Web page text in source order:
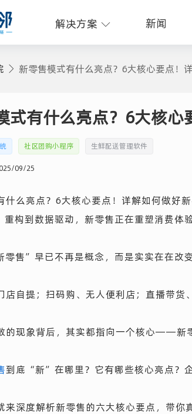
解决方案 新闻
新零售模式有什么亮点？6大核心要点！
式有什么亮点？6大核心
社区团购小程序 生鲜配送管理软件
09/25
什么亮点？6大核心要点！详解如何做好新
构到数据驱动，新零售正在重塑消费体
售”早已不再是概念，而是实实在在改变
店自提；扫码购、无人便利店；直播带
的现象背后，其实都指向一个核心——新
到底“新”在哪里？它有哪些核心亮点？
来深度解析新零售的六大核心要点，带你